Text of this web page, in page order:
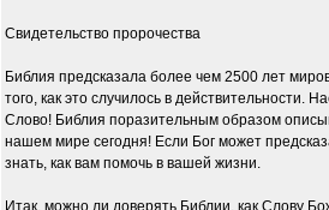
Свидетельство пророчества
Библия предсказала более чем 2500 лет
того, как это случилось в действительности.
Слово! Библия поразительным образом
нашем мире сегодня! Если Бог может
знать, как вам помочь в вашей жизни.
Итак, можно ли доверять Библии, как Слову